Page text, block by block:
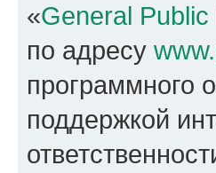
«General
по адресу
программного
поддержкой